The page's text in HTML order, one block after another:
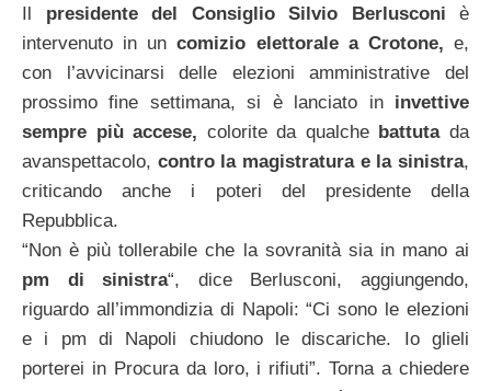
presidente del Consiglio Silvio Berlusconi è
intervenuto in uncomizio elettorale a Crotone, e,
con l’avvicinarsi delle elezioni amministrative del
prossimo fine settimana, si è lanciato in invettive
sempre più accese, colorite da qualche battutada
avanspettacolo, contro la magistratura e la sinistra,
criticando anche i poteri del presidente della
Repubblica.
“Non è più tollerabile che la sovranità sia in mano ai
pm di sinistra“, dice Berlusconi, aggiungendo,
riguardo all’immondizia di Napoli: “Ci sono le elezioni
e i pm di Napoli chiudono le discariche. Io glieli
porterei in Procura da loro, i rifiuti”. Torna a chiedere